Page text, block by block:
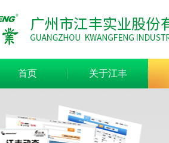
首页 关于江丰